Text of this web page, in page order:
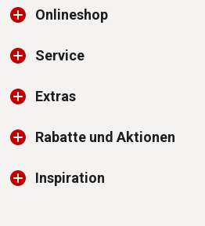
Onlineshop
Service
Extras
Rabatte und Aktionen
Inspiration